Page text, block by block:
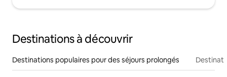
Destinations à découvrir
Destinations populaires pour des séjours prolongés